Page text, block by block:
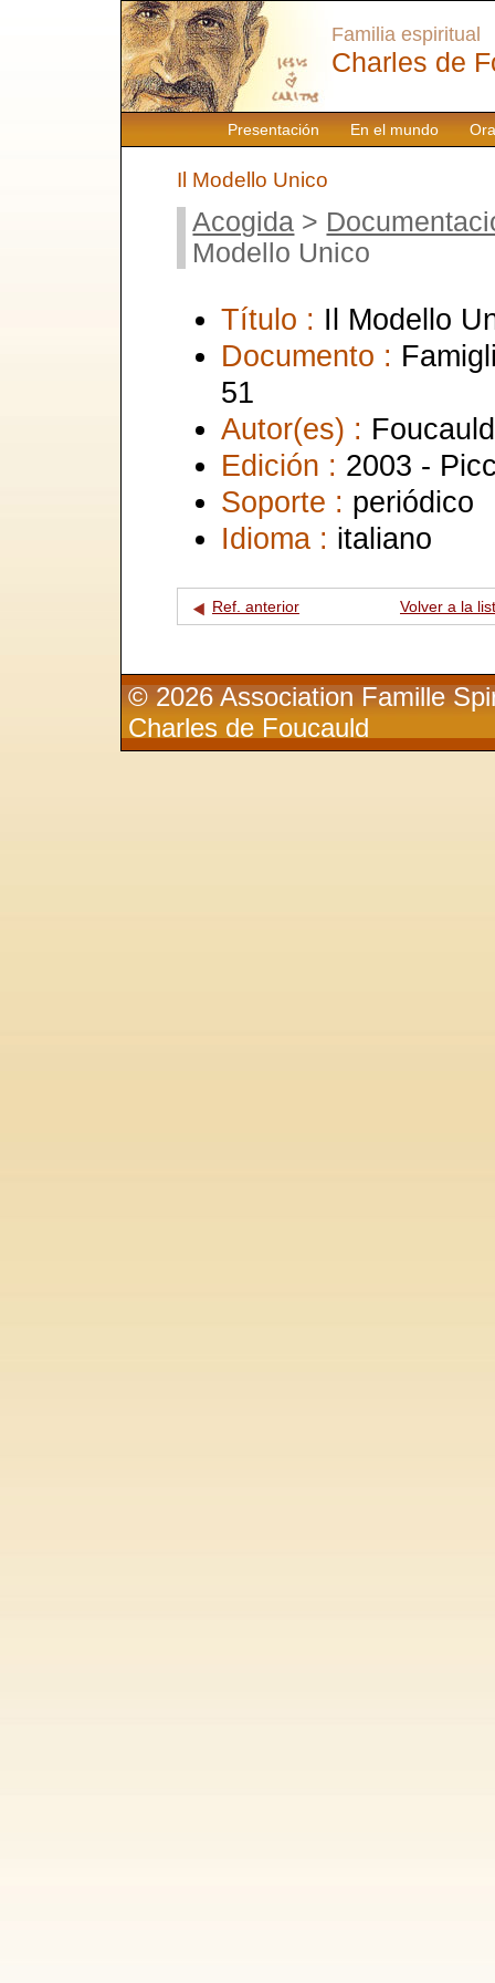
Presentación En el mundo
Familia espiritual
Charles de
Il Modello Unico
Acogida >
Modello Unico
Título : Il Modello
Documento :
51
Autor(es) :
Edición : 2003 -
Soporte : periódico
Idioma : italiano
Ref. anterior Volver a la
© 2026 Association Famille
Charles de Foucauld